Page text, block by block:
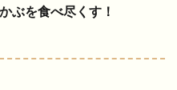
ぶを食べ尽くす！